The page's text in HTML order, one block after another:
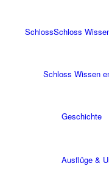
SchlossSchloss
Schloss Wissen
Geschichte
Ausflüge &